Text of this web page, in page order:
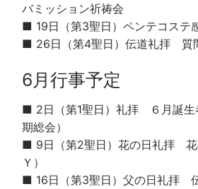
バミッション祈祷会
■ 19日（第3聖日）ペンテコス
■ 26日（第4聖日）伝道礼拝 質
6月行事予定
■ 2日（第1聖日）礼拝 ６月誕
期総会）
■ 9日（第2聖日）花の日礼拝 花
Ｙ）
■ 16日（第3聖日）父の日礼拝